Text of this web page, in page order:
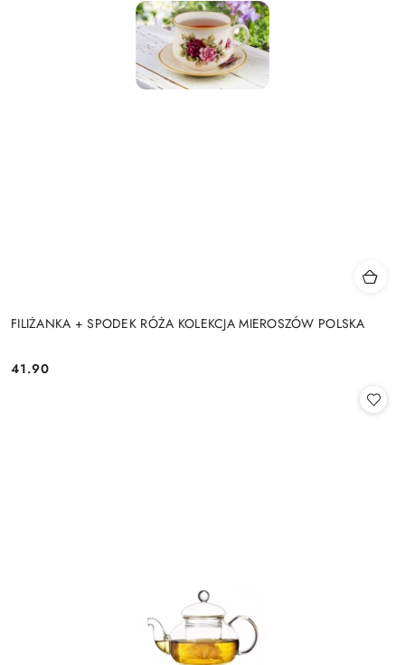
FILIŻANKA + SPODEK RÓŻA KOLEKCJA MIEROSZÓW POLSKA
Cena:
41.90